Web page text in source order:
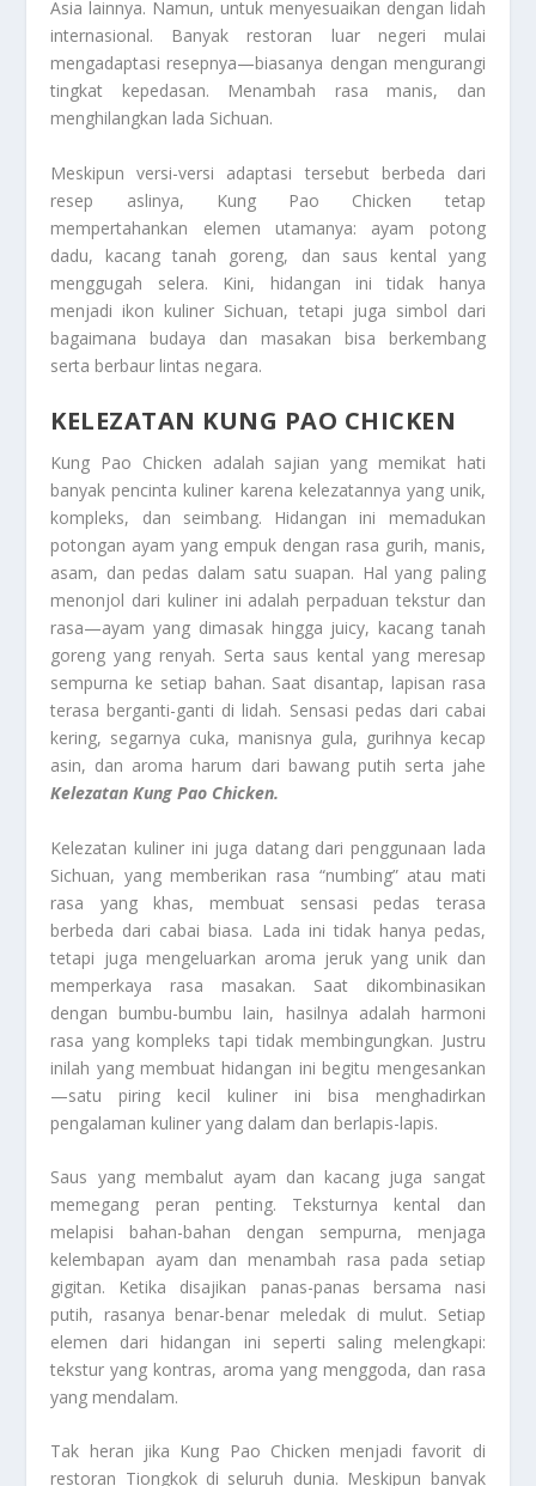
Asia lainnya. Namun, untuk menyesuaikan dengan lidah
internasional. Banyak restoran luar negeri mulai
mengadaptasi resepnya—biasanya dengan mengurangi
tingkat kepedasan. Menambah rasa manis, dan
menghilangkan lada Sichuan.
Meskipun versi-versi adaptasi tersebut berbeda dari
resep aslinya, Kung Pao Chicken tetap
mempertahankan elemen utamanya: ayam potong
dadu, kacang tanah goreng, dan saus kental yang
menggugah selera. Kini, hidangan ini tidak hanya
menjadi ikon kuliner Sichuan, tetapi juga simbol dari
bagaimana budaya dan masakan bisa berkembang
serta berbaur lintas negara.
KELEZATAN KUNG PAO CHICKEN
Kung Pao Chicken adalah sajian yang memikat hati
banyak pencinta kuliner karena kelezatannya yang unik,
kompleks, dan seimbang. Hidangan ini memadukan
potongan ayam yang empuk dengan rasa gurih, manis,
asam, dan pedas dalam satu suapan. Hal yang paling
menonjol dari kuliner ini adalah perpaduan tekstur dan
rasa—ayam yang dimasak hingga juicy, kacang tanah
goreng yang renyah. Serta saus kental yang meresap
sempurna ke setiap bahan. Saat disantap, lapisan rasa
terasa berganti-ganti di lidah. Sensasi pedas dari cabai
kering, segarnya cuka, manisnya gula, gurihnya kecap
asin, dan aroma harum dari bawang putih serta jahe
Kelezatan Kung Pao Chicken.
Kelezatan kuliner ini juga datang dari penggunaan lada
Sichuan, yang memberikan rasa “numbing” atau mati
rasa yang khas, membuat sensasi pedas terasa
berbeda dari cabai biasa. Lada ini tidak hanya pedas,
tetapi juga mengeluarkan aroma jeruk yang unik dan
memperkaya rasa masakan. Saat dikombinasikan
dengan bumbu-bumbu lain, hasilnya adalah harmoni
rasa yang kompleks tapi tidak membingungkan. Justru
inilah yang membuat hidangan ini begitu mengesankan
—satu piring kecil kuliner ini bisa menghadirkan
pengalaman kuliner yang dalam dan berlapis-lapis.
Saus yang membalut ayam dan kacang juga sangat
memegang peran penting. Teksturnya kental dan
melapisi bahan-bahan dengan sempurna, menjaga
kelembapan ayam dan menambah rasa pada setiap
gigitan. Ketika disajikan panas-panas bersama nasi
putih, rasanya benar-benar meledak di mulut. Setiap
elemen dari hidangan ini seperti saling melengkapi:
tekstur yang kontras, aroma yang menggoda, dan rasa
yang mendalam.
Tak heran jika Kung Pao Chicken menjadi favorit di
restoran Tiongkok di seluruh dunia. Meskipun banyak